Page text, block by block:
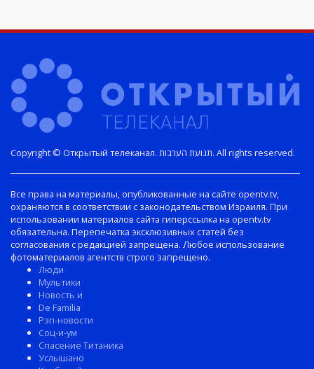
Copyright © Открытый телеканал. תנועת הערבות. All rights reserved.
Все права на материалы, опубликованные на сайте opentv.tv,
охраняются в соответствии с законодательством Израиля. При
использовании материалов сайта гиперссылка на opentv.tv
обязательна. Перепечатка эксклюзивных статей без
согласования с редакцией запрещена. Любое использование
фотоматериалов агентств строго запрещено.
Люди
Мультики
Новость и
De Familia
Рэп-новости
Соц-и-ум
Спасение Титаника
Услышано